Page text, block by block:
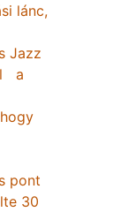
lánc,
Jazz
a
pont
30